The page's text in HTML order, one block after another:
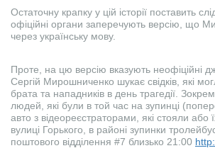
Остаточну крапку у цій історії поставить
офіційні органи заперечують версію, що
через українську мову.
Проте, на цю версію вказують неофіційні
Сергій Мирошниченко шукає свідків, які
брата та нападників в день трагедії.
людей, які були в той час на зупинці
авто з відеореєстраторами, які стояли або
вулиці Горького, в районі зупинки
поштового відділення #7 близько 21:00